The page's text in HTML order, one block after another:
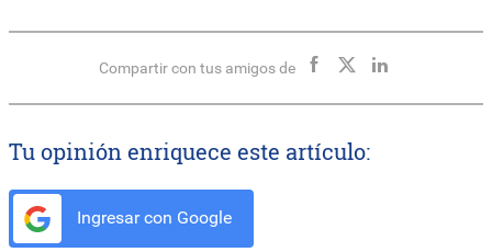
Compartir con tus amigos de
Tu opinión enriquece este artículo:
Ingresar con Google